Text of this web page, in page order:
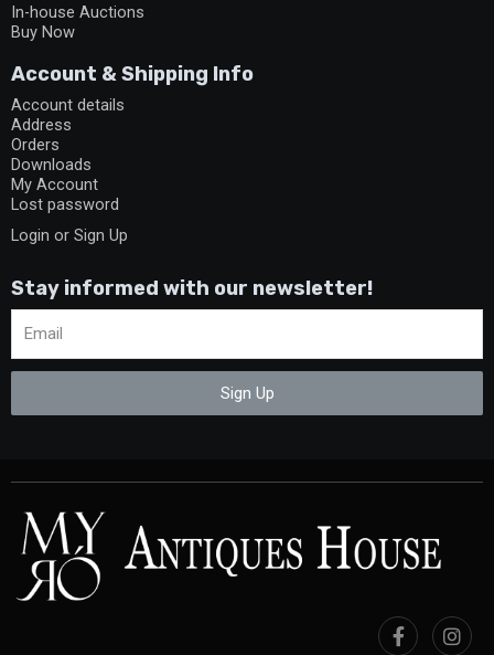
In-house Auctions
Buy Now
Account & Shipping Info
Account details
Address
Orders
Downloads
My Account
Lost password
Login or Sign Up
Stay informed with our newsletter!
Sign Up